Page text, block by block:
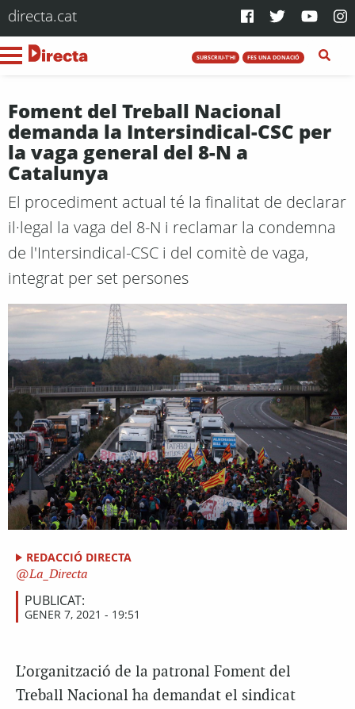
directa.cat
SUBSCRIU-T'HI FES UNA DONACIÓ
Foment del Treball Nacional
demanda la Intersindical-CSC per
la vaga general del 8-N a
Catalunya
El procediment actual té la finalitat de declarar
il·legal la vaga del 8-N i reclamar la condemna
de l'Intersindical-CSC i del comitè de vaga,
integrat per set persones
REDACCIÓ DIRECTA
La_Directa
PUBLICAT:
GENER 7, 2021 - 19:51
L’organització de la patronal Foment del
Treball Nacional ha demandat el sindicat